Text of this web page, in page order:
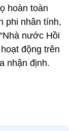
hoàn toàn
phi nhân tính,
nước Hồi
động trên
nhận định.